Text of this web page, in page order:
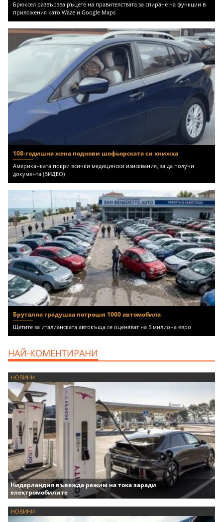
Брюксел развързва ръцете на правителствата за спиране на функции в
приложения като Waze и Google Maps
108-годишна жена поднови шофьорската си книжка
Американката покри всички медицински изисквания, за да получи
документа (ВИДЕО)
Брутална градушка потроши 1000 автомобила
Щетите за италианската автокъща се оценяват на 5 милиона евро
НАЙ-КОМЕНТИРАНИ
НОВИНИ
Нидерландия въвежда режим на тока заради
електромобилите
НОВИНИ